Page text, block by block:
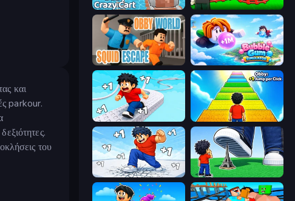
και
parkour.
του
Obby: Crazy Cart Build a Rollercoaster: Simulator
Bubble Gum Simulator
Speed per Click: Obby Obby: +1 Jump per Click
Break a Skyscraper Obby: Click and Grow